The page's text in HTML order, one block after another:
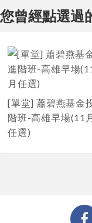
您曾經點選過
[單堂] 蕭碧燕基金
階班-高雄早場(11
任選)